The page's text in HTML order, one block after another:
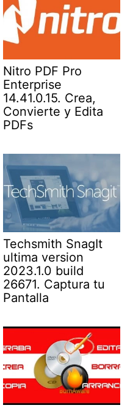
Nitro PDF Pro
Enterprise
14.41.0.15. Crea,
Convierte y Edita
PDFs
Techsmith SnagIt
ultima version
2023.1.0 build
26671. Captura tu
Pantalla